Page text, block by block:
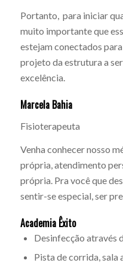
Portanto, para iniciar
muito importante que
estejam conectados
projeto da estrutura a
excelência.
Marcela Bahia
Fisioterapeuta
Venha conhecer nosso
própria, atendimento
própria. Pra você que
sentir-se especial, ser
Academia Êxito
Desinfecção através
Pista de corrida, sala